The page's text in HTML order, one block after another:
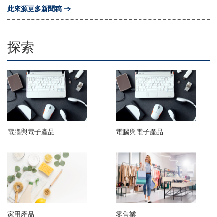
此來源更多新聞稿
探索
電腦與電子產品 電腦與電子產品
家用產品 零售業